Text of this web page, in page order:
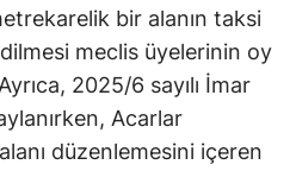
bir alanın taksi
meclis üyelerinin oy
2025/6 sayılı İmar
Acarlar
düzenlemesini içeren